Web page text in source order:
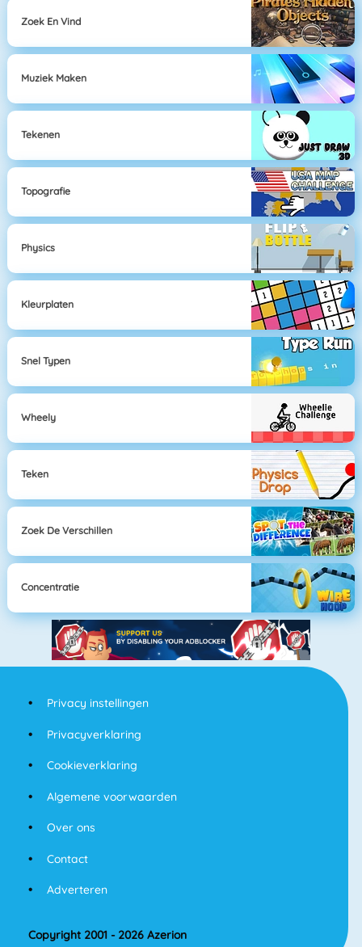
Zoek En Vind
Muziek Maken
Tekenen
Topografie
Physics
Kleurplaten
Snel Typen
Wheely
Teken
Zoek De Verschillen
Concentratie
Privacy instellingen
Privacyverklaring
Cookieverklaring
Algemene voorwaarden
Over ons
Contact
Adverteren
Copyright 2001 - 2026 Azerion